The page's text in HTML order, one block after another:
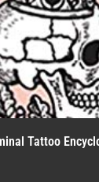
Tattoo